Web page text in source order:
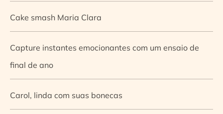
Cake smash Maria Clara
Capture instantes emocionantes com um ensaio de
final de ano
Carol, linda com suas bonecas